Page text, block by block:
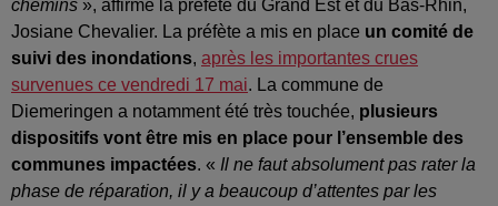
chemins », affirme la préfète du Grand Est et du Bas-Rhin,
Josiane Chevalier. La préfète a mis en place un comité de
suivi des inondations, après les importantes crues
survenues ce vendredi 17 mai. La commune de
Diemeringen a notamment été très touchée, plusieurs
dispositifs vont être mis en place pour l’ensemble des
communes impactées. « Il ne faut absolument pas rater la
phase de réparation, il y a beaucoup d’attentes par les